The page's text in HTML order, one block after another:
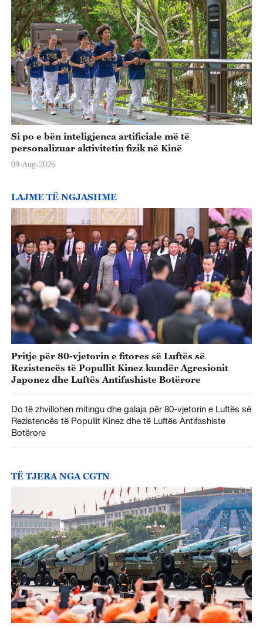
Si po e bën inteligjenca artificiale më të
personalizuar aktivitetin fizik në Kinë
09-Aug-2026
LAJME TË NGJASHME
Pritje për 80-vjetorin e fitores së Luftës së
Rezistencës të Popullit Kinez kundër Agresionit
Japonez dhe Luftës Antifashiste Botërore
Do të zhvillohen mitingu dhe galaja për 80-vjetorin e Luftës së
Rezistencës të Popullit Kinez dhe të Luftës Antifashiste
Botërore
TË TJERA NGA CGTN